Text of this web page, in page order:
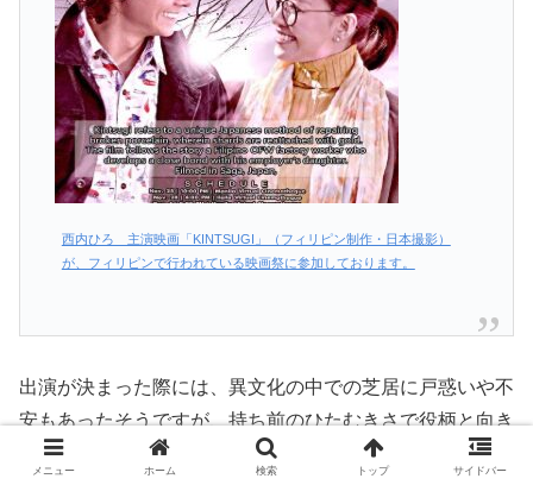
西内ひろ 主演映画「KINTSUGI」（フィリピン制作・日本撮影）
が、フィリピンで行われている映画祭に参加しております。
出演が決まった際には、異文化の中での芝居に戸惑いや不
安もあったそうですが、持ち前のひたむきさで役柄と向き
合い、フィリピンの俳優やスタッフと共に作品を作り上げ
メニュー ホーム 検索 トップ サイドバー